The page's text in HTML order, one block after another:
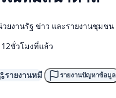
งานรัฐ ข่าว และรายงานชุมชน
ชั่วโมงที่แล้ว
รายงานหมี รายงานปัญหาข้อมูล